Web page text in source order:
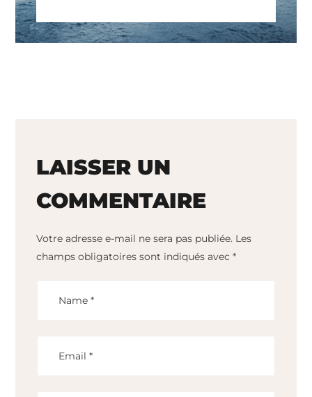
LAISSER UN
COMMENTAIRE
Votre adresse e-mail ne sera pas publiée. Les
champs obligatoires sont indiqués avec*